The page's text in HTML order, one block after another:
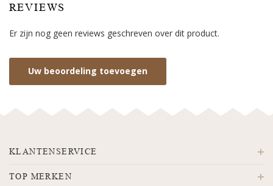
REVIEWS
Er zijn nog geen reviews geschreven over dit product.
Uw beoordeling toevoegen
KLANTENSERVICE
TOP MERKEN